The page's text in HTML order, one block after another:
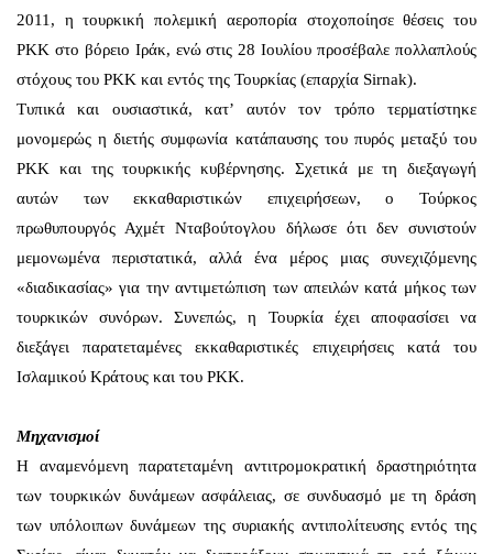
2011, η τουρκική πολεμική αεροπορία στοχοποίησε θέσεις του
PKK στο βόρειο Ιράκ, ενώ στις 28 Ιουλίου προσέβαλε πολλαπλούς
στόχους του ΡΚΚ και εντός της Τουρκίας (επαρχία Sirnak).
Τυπικά και ουσιαστικά, κατ’ αυτόν τον τρόπο τερματίστηκε
μονομερώς η διετής συμφωνία κατάπαυσης του πυρός μεταξύ του
ΡΚΚ και της τουρκικής κυβέρνησης. Σχετικά με τη διεξαγωγή
αυτών των εκκαθαριστικών επιχειρήσεων, ο Τούρκος
πρωθυπουργός Αχμέτ Νταβούτογλου δήλωσε ότι δεν συνιστούν
μεμονωμένα περιστατικά, αλλά ένα μέρος μιας συνεχιζόμενης
«διαδικασίας» για την αντιμετώπιση των απειλών κατά μήκος των
τουρκικών συνόρων. Συνεπώς, η Τουρκία έχει αποφασίσει να
διεξάγει παρατεταμένες εκκαθαριστικές επιχειρήσεις κατά του
Ισλαμικού Κράτους και του ΡΚΚ.
Μηχανισμοί
Η αναμενόμενη παρατεταμένη αντιτρομοκρατική δραστηριότητα
των τουρκικών δυνάμεων ασφάλειας, σε συνδυασμό με τη δράση
των υπόλοιπων δυνάμεων της συριακής αντιπολίτευσης εντός της